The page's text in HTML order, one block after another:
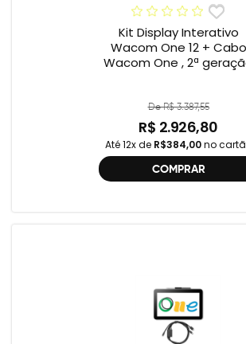
Kit Display Interativo
Wacom One 12 + Cabo
Wacom One , 2ª
De R$ 3.387,55
R$ 2.926,80
Até 12x de R$384,00no
COMPRAR